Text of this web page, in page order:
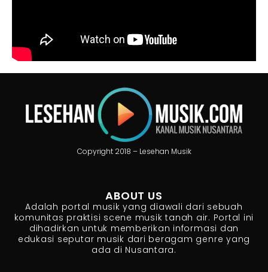
Copyright 2018 – Lesehan Musik
ABOUT US
Adalah portal musik yang diawali dari sebuah
komunitas praktisi scene musik tanah air. Portal ini
dihadirkan untuk memberikan informasi dan
edukasi seputar musik dari beragam genre yang
ada di Nusantara.